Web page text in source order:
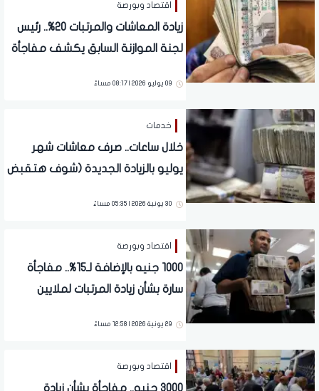
اقتصاد وبورصة
زيادة المعاشات والمرتبات 20%.. رئيس
لجنة الموازنة السابق يكشف مفاجأة
09 يوليو 2026 | 08:17 مساءً
خدمات
خلال ساعات.. صرف معاشات شهر
يوليو بالزيادة الجديدة (شوف هتقبض
30 يونية 2026 | 05:35 مساءً
اقتصاد وبورصة
1000 جنيه بالإضافة لـ15%.. مفاجأة
سارة بشأن زيادة المرتبات لملايين
29 يونية 2026 | 12:58 مساءً
اقتصاد وبورصة
3000 جنيه.. مفاجأة بشأن زيادة